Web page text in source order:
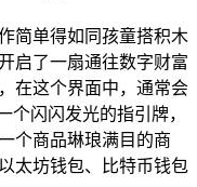
简单得如同孩童搭积木
启了一扇通往数字财富
在这个界面中，通常会
个闪闪发光的指引牌，
个商品琳琅满目的商
太坊钱包、比特币钱包